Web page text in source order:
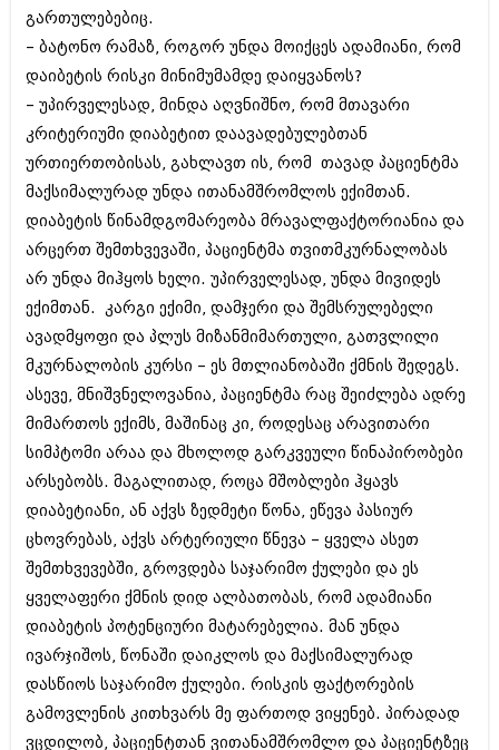
თებერვალი 2011 (329)
იანვარი 2011 (647)
(157)
დეკემბერი 2010 (881)
ნოემბერი 2010 (422)
სექტემბერი 2010 (449)
აგვისტო 2010 (461)
ივლისი 2010 (556)
ივნისი 2010 (685)
მაისი 2010 (232)
აპრილი 2010 (229)
მარტი 2010 (454)
თებერვალი 2010 (421)
იანვარი 2010 (422)
დეკემბერი 2009 (510)
ნოემბერი 2009 (308)
ოქტომბერი 2009 (382)
აგვისტო 2009 (14)
ივლისი 2009 (118)
თებერვალი 0216 (1)
დეკემბერი 0215 (1)
ოქტომბერი 0215 (1)
აგვისტო 0215 (2)
აგვისტო 0212 (1)
ივნისი 0212 (2)
ნოემბერი 0201 (1)
გართულებებიც.
– ბატონო რამაზ, როგორ უნდა მოიქცეს ადამიანი, რომ
დაიბეტის რისკი მინიმუმამდე დაიყვანოს?
– უპირველესად, მინდა აღვნიშნო, რომ მთავარი
კრიტერიუმი დიაბეტით დაავადებულებთან
ურთიერთობისას, გახლავთ ის, რომ თავად პაციენტმა
მაქსიმალურად უნდა ითანამშრომლოს ექიმთან.
დიაბეტის წინამდგომარეობა მრავალფაქტორიანია და
არცერთ შემთხვევაში, პაციენტმა თვითმკურნალობას
არ უნდა მიჰყოს ხელი. უპირველესად, უნდა მივიდეს
ექიმთან. კარგი ექიმი, დამჯერი და შემსრულებელი
ავადმყოფი და პლუს მიზანმიმართული, გათვლილი
მკურნალობის კურსი – ეს მთლიანობაში ქმნის შედეგს.
ასევე, მნიშვნელოვანია, პაციენტმა რაც შეიძლება ადრე
მიმართოს ექიმს, მაშინაც კი, როდესაც არავითარი
სიმპტომი არაა და მხოლოდ გარკვეული წინაპირობები
არსებობს. მაგალითად, როცა მშობლები ჰყავს
დიაბეტიანი, ან აქვს ზედმეტი წონა, ეწევა პასიურ
ცხოვრებას, აქვს არტერიული წნევა – ყველა ასეთ
შემთხვევებში, გროვდება საჯარიმო ქულები და ეს
ყველაფერი ქმნის დიდ ალბათობას, რომ ადამიანი
დიაბეტის პოტენციური მატარებელია. მან უნდა
ივარჯიშოს, წონაში დაიკლოს და მაქსიმალურად
დასწიოს საჯარიმო ქულები. რისკის ფაქტორების
გამოვლენის კითხვარს მე ფართოდ ვიყენებ. პირადად
ვცდილობ, პაციენტთან ვითანამშრომლო და პაციენტზეც